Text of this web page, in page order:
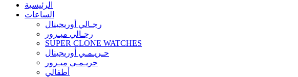
الرئيسية
الساعات
رجـالي أوريجينال
رجـالي ميـرور
SUPER CLONE WATCHES
حـريـمـي أوريجينال
حريـمـي ميـرور
أطفالي